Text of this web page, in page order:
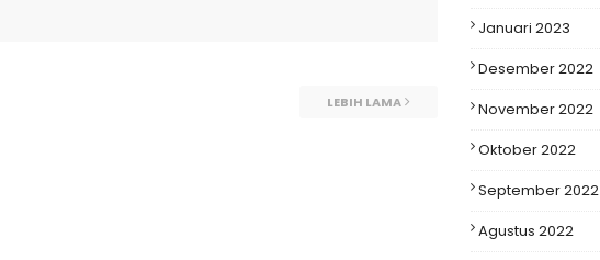
LEBIH LAMA
Januari 2023
Desember 2022
November 2022
Oktober 2022
September 2022
Agustus 2022